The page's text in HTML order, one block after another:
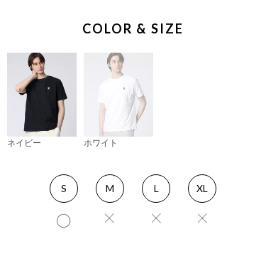
COLOR & SIZE
ネイビー ホワイト
S M L XL